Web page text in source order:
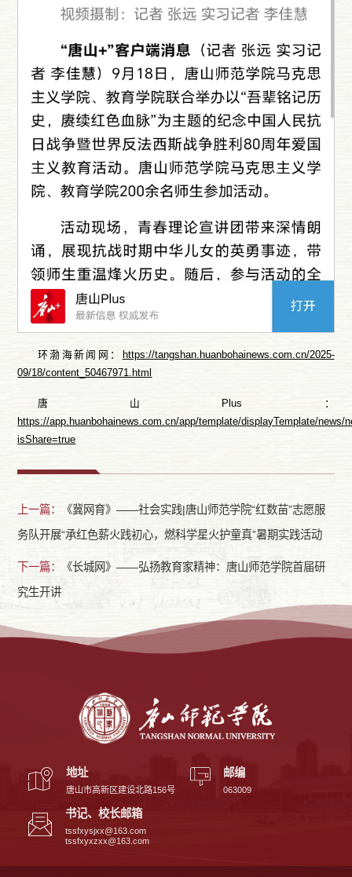
环渤海新闻网：
https://tangshan.huanbohainews.com.cn/2025-
09/18/content_50467971.html
唐山Plus：
https://app.huanbohainews.com.cn/app/template/displayTemplate/news/
isShare=true
上一篇：
《冀网育》——社会实践|唐山师范学院“红数苗”志愿服
务队开展“承红色薪火践初心，燃科学星火护童真”暑期实践活动
下一篇：
《长城网》——弘扬教育家精神：唐山师范学院首届研
究生开讲
地址
唐山市高新区建设北路156号
邮编
063009
书记、校长邮箱
tssfxysjxx@163.com
tssfxyxzxx@163.com